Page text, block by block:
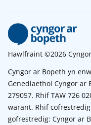
Hawlfraint ©2026
Cyngor ar Bopeth yn
Genedlaethol Cyngor
279057. Rhif TAW 726
warant. Rhif
gofrestredig: Cyngor ar